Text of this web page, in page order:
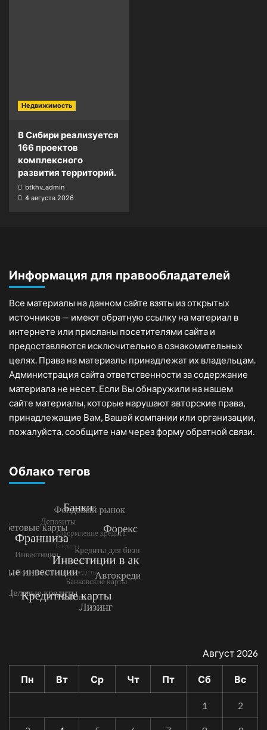
Недвижимость
В Сибири реализуется
166 проектов
комплексного
развития территорий.
btkhv_admin
4 августа 2026
Информация для правообладателей
Все материалы на данном сайте взяты из открытых
источников — имеют обратную ссылку на материал в
интернете или присланы посетителями сайта и
предоставляются исключительно в ознакомительных
целях. Права на материалы принадлежат их владельцам.
Администрация сайта ответственности за содержание
материала не несет. Если Вы обнаружили на нашем
сайте материалы, которые нарушают авторские права,
принадлежащие Вам, Вашей компании или организации,
пожалуйста, сообщите нам через форму обратной связи.
Облако тегов
Август 2026
Пн Вт Ср Чт Пт Сб Вс
1 2